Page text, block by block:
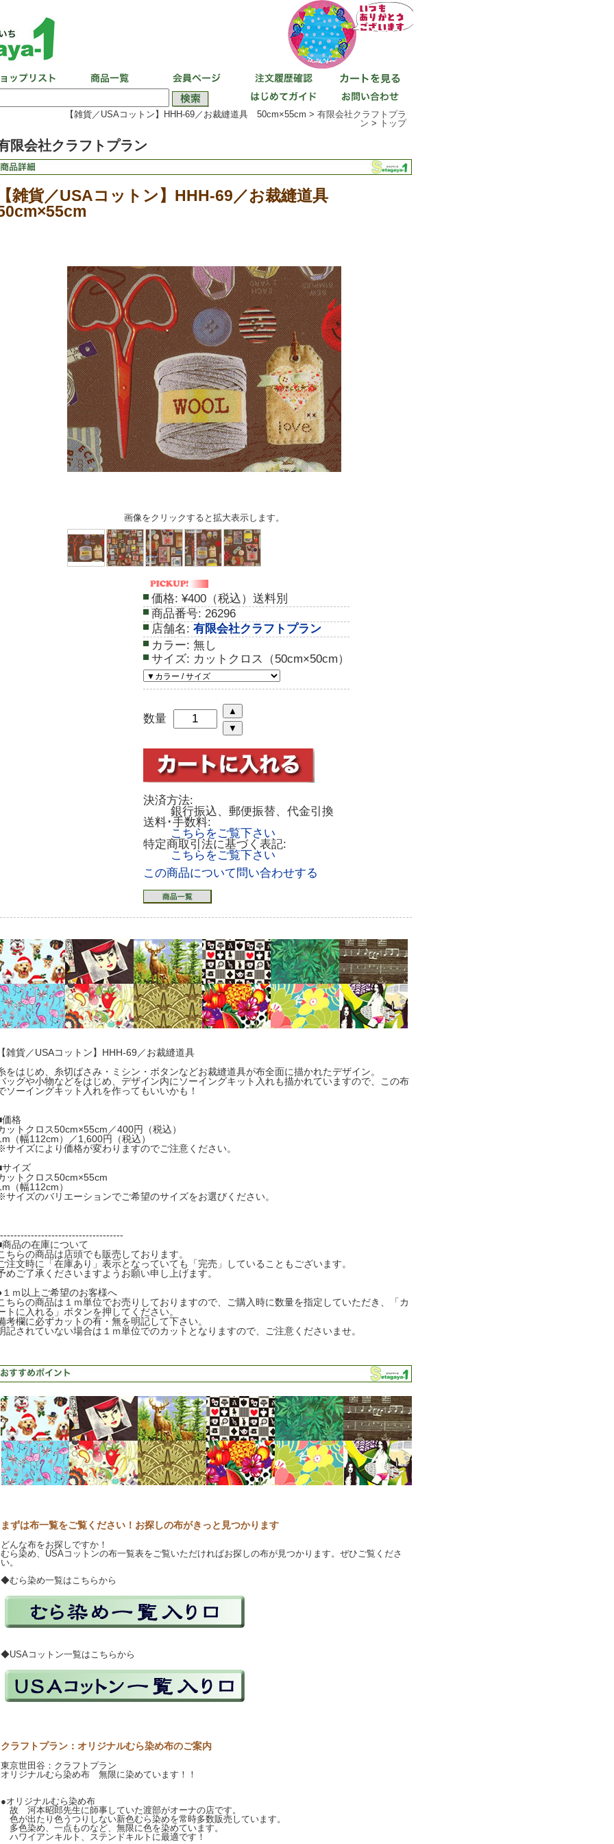
【雑貨／USAコットン】HHH-69／お裁縫道具 50cm×55cm > 有限会社クラフトプラ
ン > トップ
限会社クラフトプラン
雑貨／USAコットン】HHH-69／お裁縫道具
画像をクリックすると拡大表示します。
価格: ¥400（税込）送料別
商品番号: 26296
店舗名: 有限会社クラフトプラン
カラー: 無し
サイズ: カットクロス（50cm×50cm）
数量
決済方法:
銀行振込、郵便振替、代金引換
送料･手数料:
こちらをご覧下さい
特定商取引法に基づく表記:
こちらをご覧下さい
この商品について問い合わせする
雑貨／USAコットン】HHH-69／お裁縫道具
をはじめ、糸切ばさみ・ミシン・ボタンなどお裁縫道具が布全面に描かれたデザイン。
ッグや小物などをはじめ、デザイン内にソーイングキット入れも描かれていますので、この布
ソーイングキット入れを作ってもいいかも！
格
ットクロス50cm×55cm／400円（税込）
（幅112cm）／1,600円（税込）
イズにより価格が変わりますのでご注意ください。
イズ
ットクロス50cm×55cm
（幅112cm）
イズのバリエーションでご希望のサイズをお選びください。
品の在庫について
ちらの商品は店頭でも販売しております。
注文時に「在庫あり」表示となっていても「完売」していることもございます。
めご了承くださいますようお願い申し上げます。
ｍ以上ご希望のお客様へ
ちらの商品は１ｍ単位でお売りしておりますので、ご購入時に数量を指定していただき、「カ
トに入れる」ボタンを押してください。
考欄に必ずカットの有・無を明記して下さい。
記されていない場合は１ｍ単位でのカットとなりますので、ご注意くださいませ。
まずは布一覧をご覧ください！お探しの布がきっと見つかります
どんな布をお探しですか！
むら染め、USAコットンの布一覧表をご覧いただければお探しの布が見つかります。ぜひご覧くださ
い。
◆むら染め一覧はこちらから
◆USAコットン一覧はこちらから
クラフトプラン：オリジナルむら染め布のご案内
東京世田谷：クラフトプラン
オリジナルむら染め布 無限に染めています！！
●オリジナルむら染め布
故 河本昭郎先生に師事していた渡部がオーナの店です。
色が出たり色うつりしない新色むら染めを常時多数販売しています。
多色染め、一点ものなど、無限に色を染めています。
ハワイアンキルト、ステンドキルトに最適です！